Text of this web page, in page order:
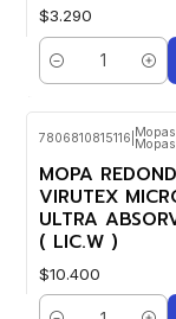
$3.290
Cantidad
7806810815116 Mopas
MOPA
VIRUTEX
ULTRA
( LIC.W )
$10.400